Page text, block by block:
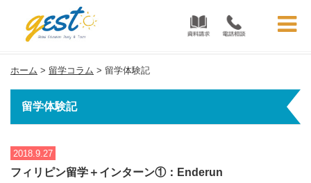
フィリピン留学・セブ留学を安心・格安サポート | フィリピン留学GEST
ホーム > 留学コラム > 留学体験記
留学体験記
2018.9.27
フィリピン留学＋インターン①：Enderun